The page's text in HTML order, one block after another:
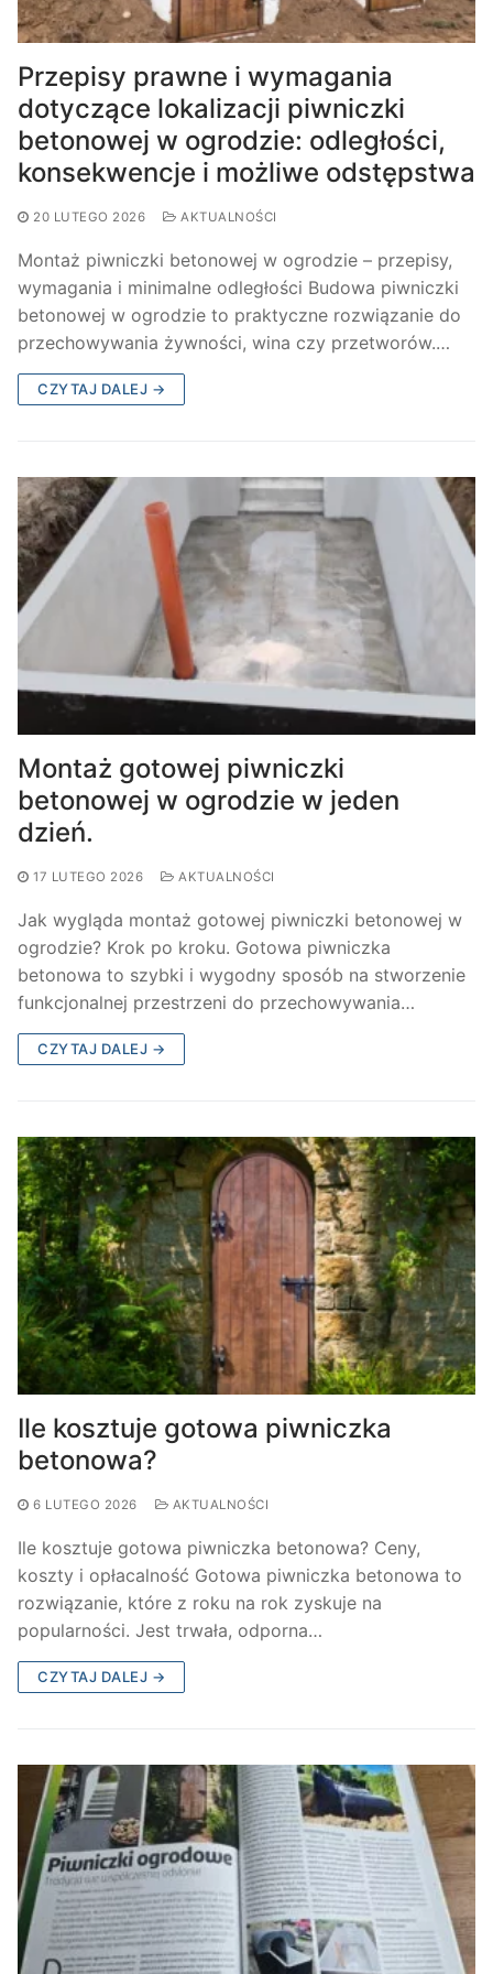
Przepisy prawne i wymagania
dotyczące lokalizacji piwniczki
betonowej w ogrodzie: odległości,
konsekwencje i możliwe odstępstwa
20 LUTEGO 2026 AKTUALNOŚCI
Montaż piwniczki betonowej w ogrodzie – przepisy,
wymagania i minimalne odległości Budowa piwniczki
betonowej w ogrodzie to praktyczne rozwiązanie do
przechowywania żywności, wina czy przetworów.…
CZYTAJ DALEJ →
Montaż gotowej piwniczki
betonowej w ogrodzie w jeden
dzień.
17 LUTEGO 2026 AKTUALNOŚCI
Jak wygląda montaż gotowej piwniczki betonowej w
ogrodzie? Krok po kroku. Gotowa piwniczka
betonowa to szybki i wygodny sposób na stworzenie
funkcjonalnej przestrzeni do przechowywania…
CZYTAJ DALEJ →
Ile kosztuje gotowa piwniczka
betonowa?
6 LUTEGO 2026 AKTUALNOŚCI
Ile kosztuje gotowa piwniczka betonowa? Ceny,
koszty i opłacalność Gotowa piwniczka betonowa to
rozwiązanie, które z roku na rok zyskuje na
popularności. Jest trwała, odporna…
CZYTAJ DALEJ →